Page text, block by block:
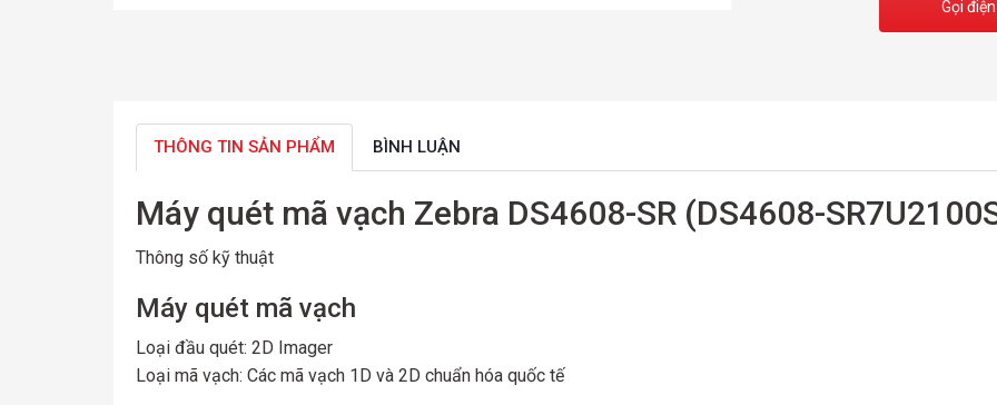
Gọi
THÔNG TIN SẢN PHẨM BÌNH LUẬN
Máy quét mã vạch Zebra DS4608-SR (DS4608-
Thông số kỹ thuật
Máy quét mã vạch
Loại đầu quét: 2D Imager
Loại mã vạch: Các mã vạch 1D và 2D chuẩn hóa quốc tế